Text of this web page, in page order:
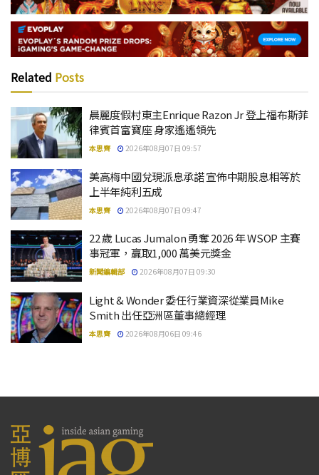
Related Posts
晨麗度假村東主Enrique Razon Jr 登上福布斯菲
律賓首富寶座 身家遙遙領先
本思齊 2026年08月07日 09:57
美高梅中國兌現派息承諾 宣佈中期股息相等於
上半年純利五成
本思齊 2026年08月07日 09:47
22 歲 Lucas Jumalon 勇奪 2026 年 WSOP 主賽
事冠軍，贏取1,000 萬美元獎金
新聞編輯部 2026年08月07日 09:30
Light & Wonder 委任行業資深從業員Mike
Smith 出任亞洲區董事總經理
本思齊 2026年08月06日 09:46